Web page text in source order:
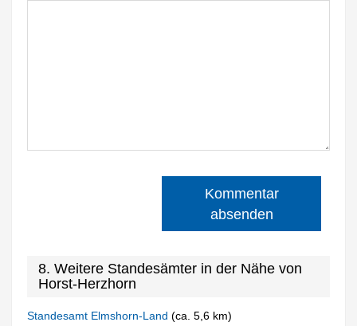
Kommentar
absenden
8. Weitere Standesämter in der Nähe von
Horst-Herzhorn
Standesamt Elmshorn-Land(ca. 5,6 km)